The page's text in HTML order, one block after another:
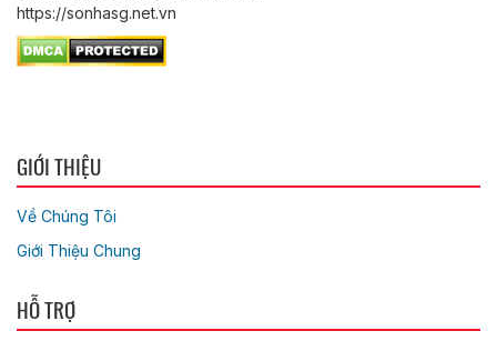
https://sonhasg.net.vn
GIỚI THIỆU
Về Chúng Tôi
Giới Thiệu Chung
HỖ TRỢ